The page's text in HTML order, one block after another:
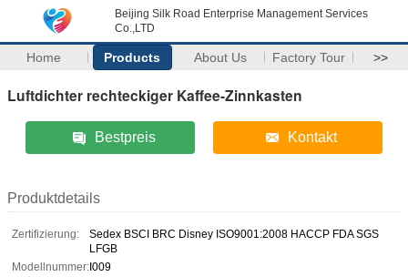
Beijing Silk Road Enterprise Management Services
Co.,LTD
Home Products About Us Factory Tour >>
Luftdichter rechteckiger Kaffee-Zinnkasten
Bestpreis Kontakt
Produktdetails
Zertifizierung:
Sedex BSCI BRC Disney ISO9001:2008 HACCP FDA SGS
LFGB
Modellnummer:I009